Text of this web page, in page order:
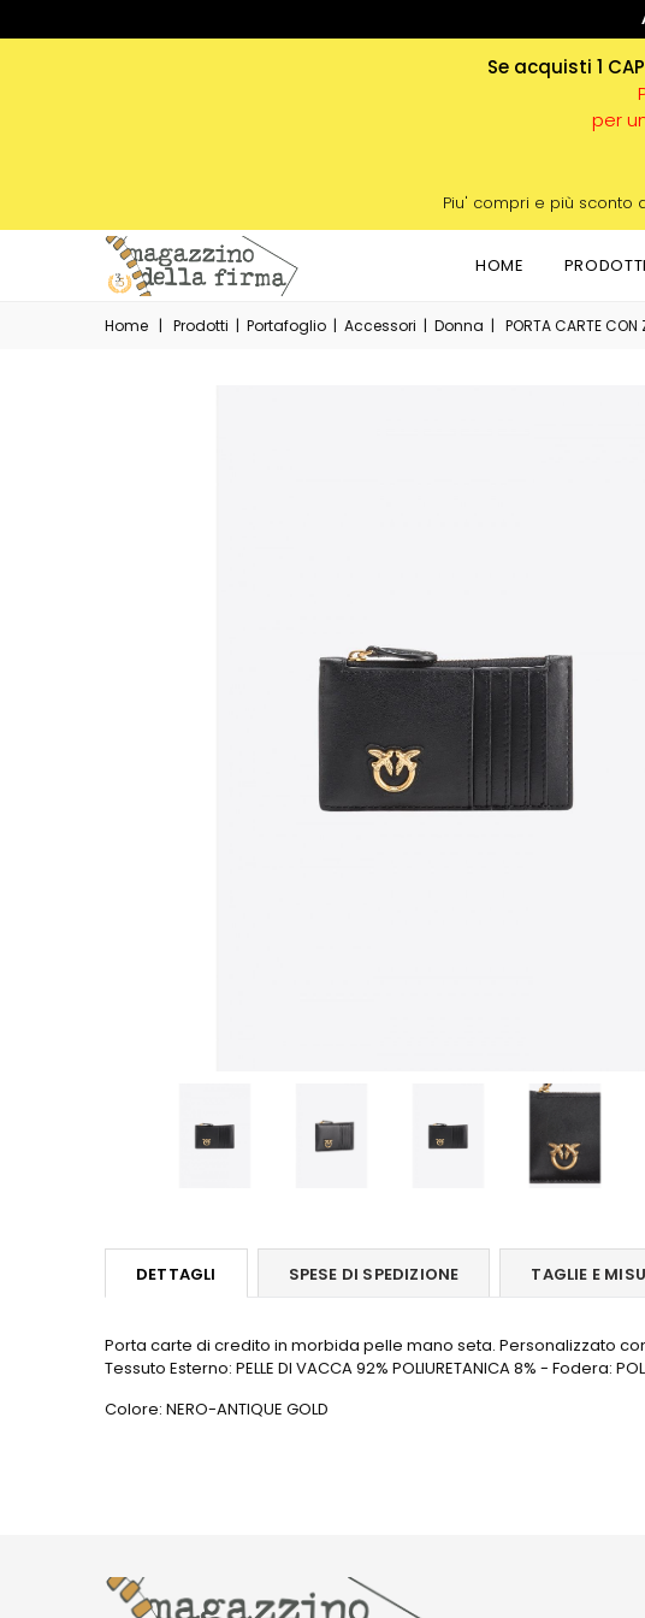
Se acquisti 1
per
Piu' compri e più sconto
HOME PRODOTTI
Home | Prodotti | Portafoglio | Accessori | Donna | PORTA CARTE CON
DETTAGLI SPESE DI SPEDIZIONE TAGLIE E
Porta carte di credito in morbida pelle mano seta. Personalizzato
Tessuto Esterno: PELLE DI VACCA 92% POLIURETANICA 8% - Fodera:
Colore: NERO-ANTIQUE GOLD